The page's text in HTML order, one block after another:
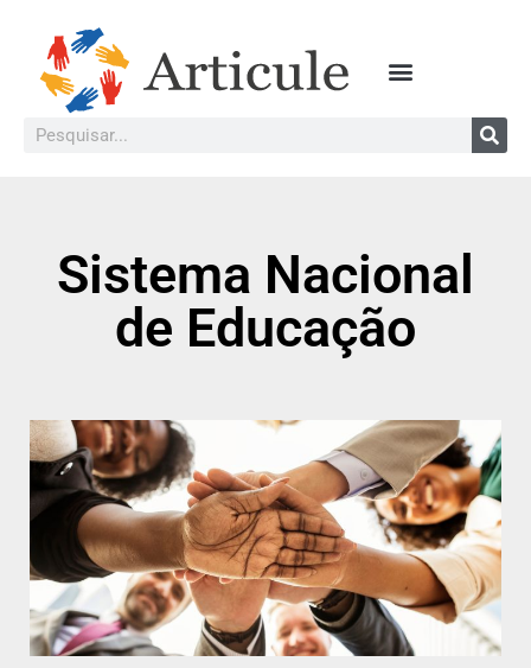
Sistema Nacional
de Educação